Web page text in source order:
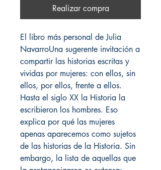
Realizar compra
El libro más personal de Julia
NavarroUna sugerente invitación a
compartir las historias escritas y
vividas por mujeres: con ellos, sin
ellos, por ellos, frente a ellos.
Hasta el siglo XX la Historia la
escribieron los hombres. Eso
explica por qué las mujeres
apenas aparecemos como sujetos
de las historias de la Historia. Sin
embargo, la lista de aquellas que